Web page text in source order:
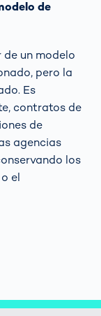
de
un modelo
pero la
Es
contratos de
de
agencias
los
el